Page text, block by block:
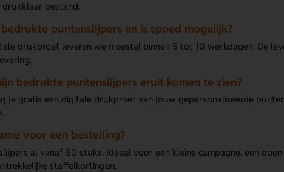
bestand.
puntenslijpers en is spoed mogelijk?
drukproef leveren we meestal binnen 5 tot 10 werkdagen. De
bedrukte puntenslijpers eruit komen te zien?
je gratis een digitale drukproef van jouw gepersonaliseerde
voor een bestelling?
al vanaf 50 stuks. Ideaal voor een kleine campagne, een
staffelkortingen.